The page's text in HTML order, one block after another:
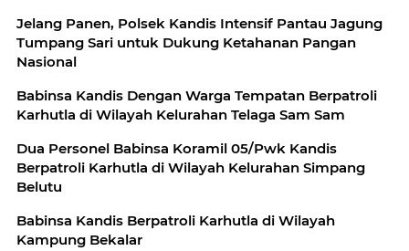
Jelang Panen, Polsek Kandis Intensif Pantau Jagung
Tumpang Sari untuk Dukung Ketahanan Pangan
Nasional
Babinsa Kandis Dengan Warga Tempatan Berpatroli
Karhutla di Wilayah Kelurahan Telaga Sam Sam
Dua Personel Babinsa Koramil 05/Pwk Kandis
Berpatroli Karhutla di Wilayah Kelurahan Simpang
Belutu
Babinsa Kandis Berpatroli Karhutla di Wilayah
Kampung Bekalar